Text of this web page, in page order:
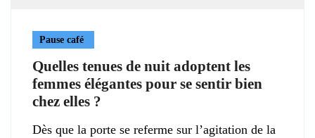
Pause café
Quelles tenues de nuit adoptent les
femmes élégantes pour se sentir bien
chez elles ?
Dès que la porte se referme sur l’agitation de la